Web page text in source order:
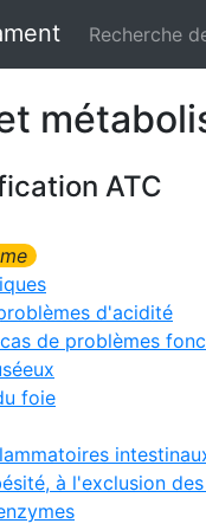
Recherche
ATC
d'acidité
de problèmes
foie
à l'exclusion